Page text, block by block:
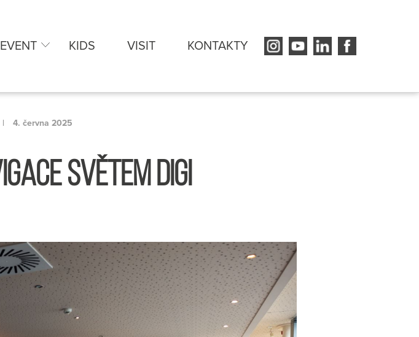
EVENT KIDS VISIT KONTAKTY
4. června 2025
SVĚTEM DIGI